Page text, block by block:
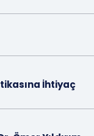
İhtiyaç